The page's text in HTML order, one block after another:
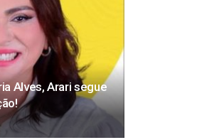
Alves, Arari segue